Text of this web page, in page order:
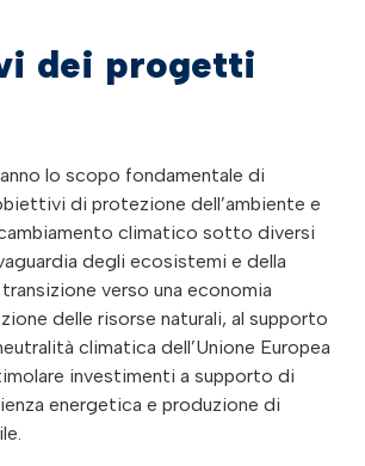
dei progetti
lo scopo fondamentale di
di protezione dell’ambiente e
climatico sotto diversi
degli ecosistemi e della
verso una economia
delle risorse naturali, al supporto
climatica dell’Unione Europea
investimenti a supporto di
energetica e produzione di